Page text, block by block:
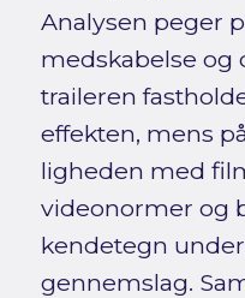
Analysen peger
medskabelse
traileren
effekten, mens
ligheden med
videonormer og
kendetegn
gennemslag.